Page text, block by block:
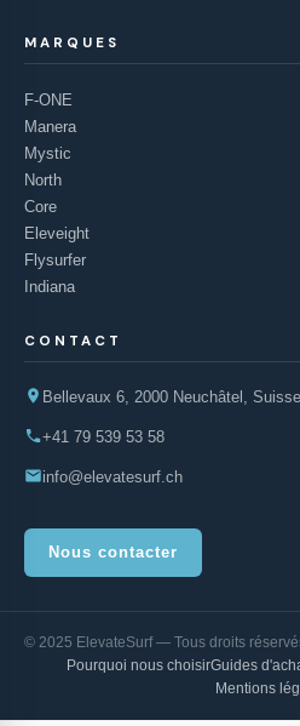
MARQUES
F-ONE
Manera
Mystic
North
Core
Eleveight
Flysurfer
Indiana
CONTACT
Bellevaux 6, 2000 Neuchâtel, Suisse
+41 79 539 53 58
info@elevatesurf.ch
Nous contacter
© 2025 ElevateSurf — Tous droits
Pourquoi nous choisirGuides
Mentions